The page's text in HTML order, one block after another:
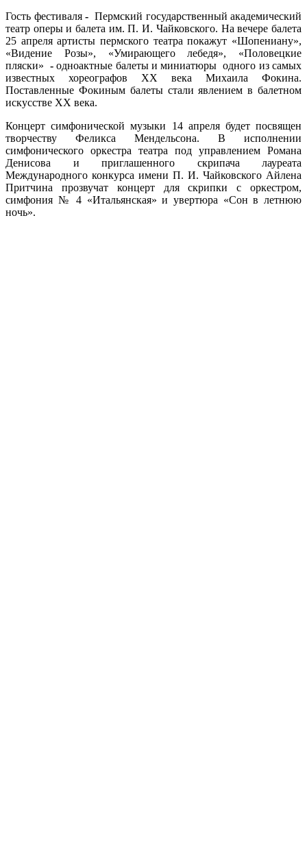
Гость фестиваля - Пермский государственный академический
театр оперы и балета им. П. И. Чайковского. На вечере балета
25 апреля артисты пермского театра покажут «Шопениану»,
«Видение Розы», «Умирающего лебедя», «Половецкие
пляски» - одноактные балеты и миниатюры одного из самых
известных хореографов XX века Михаила Фокина.
Поставленные Фокиным балеты стали явлением в балетном
искусстве ХХ века.
Концерт симфонической музыки 14 апреля будет посвящен
творчеству Феликса Мендельсона. В исполнении
симфонического оркестра театра под управлением Романа
Денисова и приглашенного скрипача лауреата
Международного конкурса имени П. И. Чайковского Айлена
Притчина прозвучат концерт для скрипки с оркестром,
симфония № 4 «Итальянская» и увертюра «Сон в летнюю
ночь».